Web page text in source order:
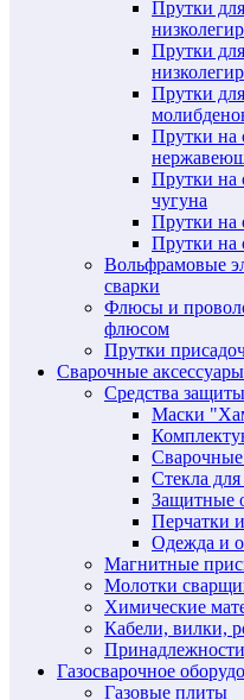
Прутки
Прутки
Прутки
Прутки на
Прутки на
чугуна
Прутки на
Прутки на
Вольфрамовые
сварки
Флюсы и
флюсом
Прутки
Сварочные аксессуары
Средства защиты
Маски
Стекла
Защитные
Перчатки
Одежда и
Магнитные
Молотки
Химические
Кабели, вилки,
Газосварочное
Газовые плиты